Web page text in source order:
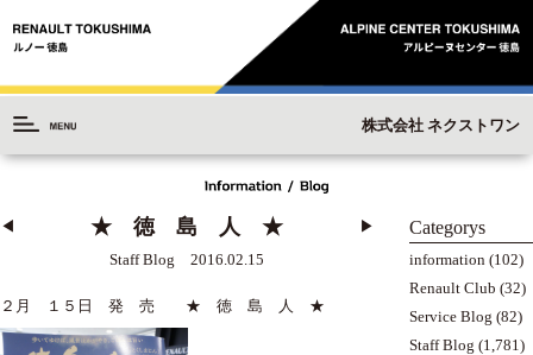
株式会社 ネクストワン
◀︎ ★ 徳 島 人 ★
Staff Blog 2016.02.15
▶︎
２月 １５日 発 売 ★ 徳 島 人 ★
Categorys
information (102)
Renault Club (32)
Service Blog (82)
Staff Blog (1,781)